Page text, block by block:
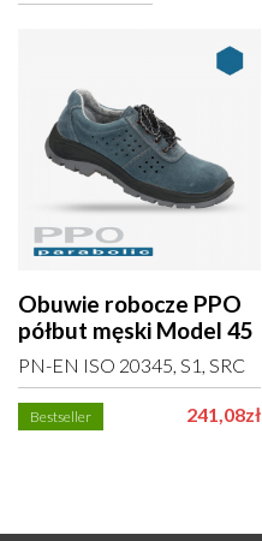
Obuwie robocze PPO
półbut męski Model 45
PN-EN ISO 20345, S1, SRC
Bestseller 241,08zł